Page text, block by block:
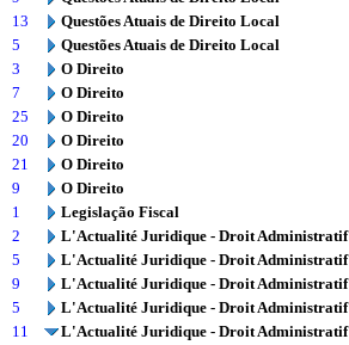
13
Questões Atuais de Direito Local
5
Questões Atuais de Direito Local
3
O Direito
7
O Direito
25
O Direito
20
O Direito
21
O Direito
9
O Direito
1
Legislação Fiscal
2
L'Actualité Juridique - Droit Administratif
5
L'Actualité Juridique - Droit Administratif
9
L'Actualité Juridique - Droit Administratif
5
L'Actualité Juridique - Droit Administratif
11
L'Actualité Juridique - Droit Administratif